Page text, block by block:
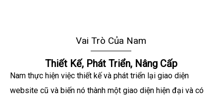
Vai Trò Của Nam
Thiết Kế, Phát Triển, Nâng Cấp
Nam thực hiện việc thiết kế và phát triển lại giao diện
website cũ và biến nó thành một giao diện hiện đại và có